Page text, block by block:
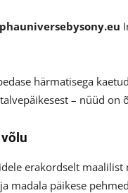
härmatisega
– nüüd
erakordselt
madala päikese